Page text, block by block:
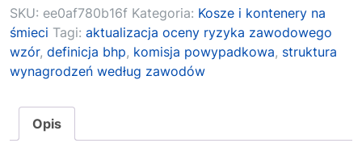
SKU: ee0af780b16f Kategoria: Kosze i kontenery na
śmieci Tagi: aktualizacja oceny ryzyka zawodowego
wzór, definicja bhp, komisja powypadkowa, struktura
wynagrodzeń według zawodów
Opis